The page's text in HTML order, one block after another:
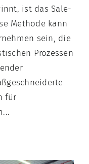
ist das Sale-
Methode kann
sein, die
Prozessen
für